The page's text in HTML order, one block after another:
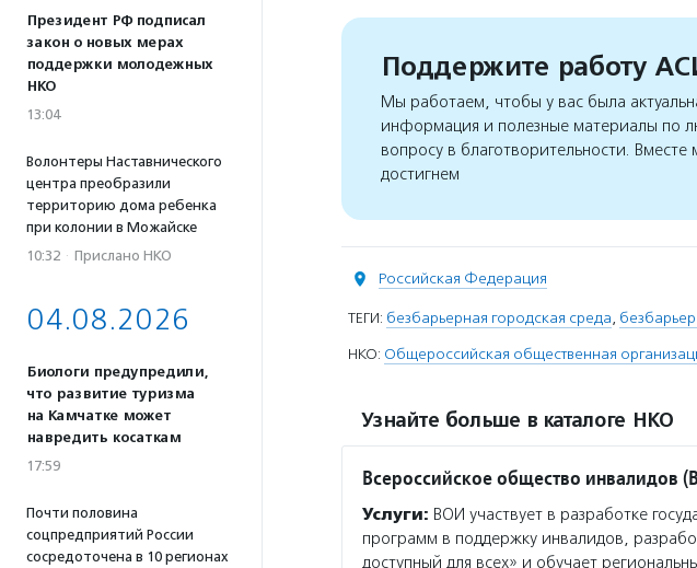
Президент РФ подписал
закон о новых мерах
поддержки молодежных
НКО
13:04
Волонтеры Наставнического
центра преобразили
территорию дома ребенка
при колонии в Можайске
10:32 · Прислано НКО
04.08.2026
Биологи предупредили,
что развитие туризма
на Камчатке может
навредить косаткам
17:59
Почти половина
соцпредприятий России
сосредоточена в 10 регионах
Поддержите работу
Мы работаем, чтобы у вас была
информация и полезные материалы по
вопросу в благотворительности. Вместе
достигнем
Российская Федерация
ТЕГИ: безбарьерная городская среда,
НКО: Общероссийская общественная
Узнайте больше в каталоге НКО
Всероссийское общество инвалидов
Услуги: ВОИ участвует в разработке
программ в поддержку инвалидов,
доступный для всех» и обучает